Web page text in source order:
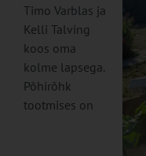
Timo Varblas ja
Kelli Talving
koos oma
kolme lapsega.
Põhirõhk
tootmises on